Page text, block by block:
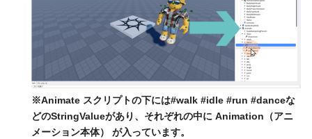
※Animate スクリプトの下には#walk #idle #run #danceな
どのStringValueがあり、それぞれの中に Animation（アニ
メーション本体） が入っています。